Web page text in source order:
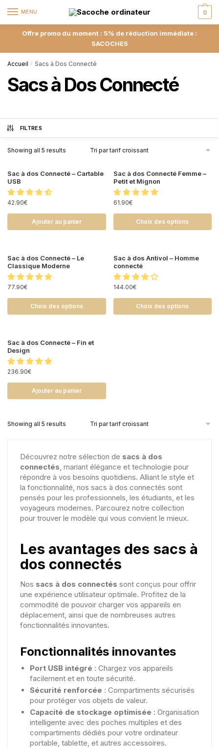
MENU 0
Offre promo du moment : 5% de réduction immédiate :
SACOCHE5
Accueil / Sacs à Dos Connecté
Sacs à Dos Connecté
FILTRES
Showing all 5 results
Sac à dos Connecté – Cartable
USB
42.90€
Ajouter au panier
Sac à dos Connecté Femme –
Petit et Mignon
61.90€
Choix des options
Sac à dos Connecté – Le
Classique Moderne
77.90€
Choix des options
Sac à dos Antivol – Homme
connecté
144.00€
Choix des options
Sac à dos Connecté – Fin et
Design
236.90€
Ajouter au panier
Showing all 5 results
Découvrez notre sélection de sacs à dos
connectés , mariant élégance et technologie pour
répondre à vos besoins quotidiens. Alliant le style et
la fonctionnalité, nos sacs à dos connectés sont
pensés pour les professionnels, les étudiants, et les
voyageurs modernes. Parcourez notre collection
pour trouver le modèle qui vous convient le mieux.
Les avantages des sacs à
dos connectés
Nos sacs à dos connectés sont conçus pour offrir
une expérience utilisateur optimale. Profitez de la
commodité de pouvoir charger vos appareils en
déplacement, ainsi que de nombreuses autres
fonctionnalités innovantes.
Fonctionnalités innovantes
Port USB intégré : Chargez vos appareils
facilement et en toute sécurité.
Sécurité renforcée : Compartiments sécurisés
pour protéger vos objets de valeur.
Capacité de stockage optimisée : Organisation
intelligente avec des poches multiples et des
compartiments dédiés pour votre ordinateur
portable, tablette, et autres accessoires.